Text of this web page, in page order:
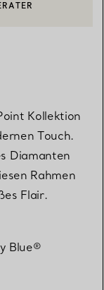
ODER EINEN
Kollektion
Touch.
Diamanten
Rahmen
Flair.
Blue®